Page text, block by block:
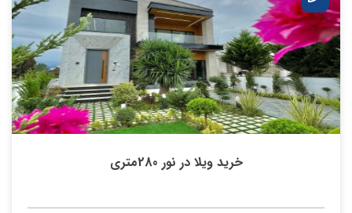
خرید ویلا در نور 280متری